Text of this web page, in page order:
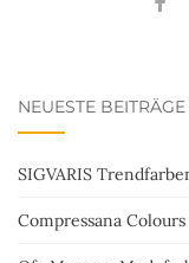
NEUESTE BEITRÄGE
SIGVARIS
Compressana